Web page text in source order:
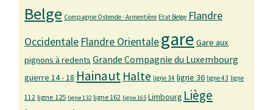
Belge Compagnie Ostende - Armentière Etat Belge Flandre
Occidentale Flandre Orientalegare Gare aux
pignons à redents Grande Compagnie du Luxembourg
guerre 14 - 18 Hainaut Halte ligne 34 ligne 36 ligne 43 ligne
112 ligne 125 ligne 132 ligne 162 ligne 165 Limbourg Liège